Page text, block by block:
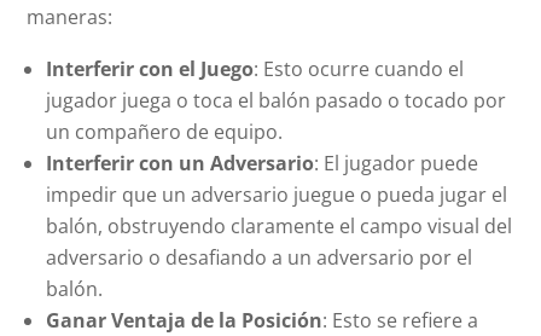
maneras:
Interferir con el Juego: Esto ocurre cuando el
jugador juega o toca el balón pasado o tocado por
un compañero de equipo.
Interferir con un Adversario: El jugador puede
impedir que un adversario juegue o pueda jugar el
balón, obstruyendo claramente el campo visual del
adversario o desafiando a un adversario por el
balón.
Ganar Ventaja de la Posición: Esto se refiere a